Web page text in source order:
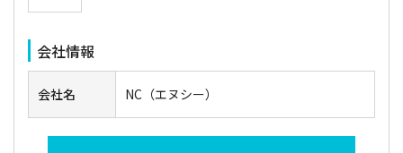
会社情報
会社名 NC（エヌシー）